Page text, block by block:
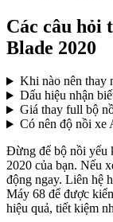
Các câu hỏi
Blade 2020
Khi nào nên thay
Dấu hiệu nhận
Giá thay full bộ
Có nên độ nồi xe
Đừng để bộ nồi yếu
2020 của bạn. Nếu
động ngay. Liên hệ
Máy 68 để được
hiệu quả, tiết kiệm